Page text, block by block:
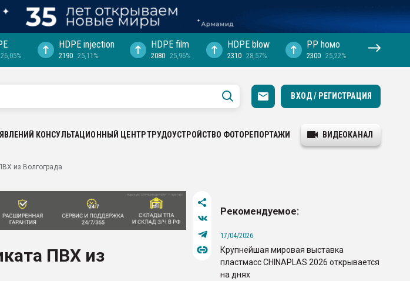
26,05%
HDPE injection
2190 25,11%
HDPE film
2080 25,96%
HDPE blow
2310 28,57%
PP hомо
2300 25,22%
ВХОД / РЕГИСТРАЦИЯ
КОНСУЛЬТАЦИОННЫЙ ЦЕНТРТРУДОУСТРОЙСТВО ФОТОРЕПОРТАЖИ ВИДЕОКАНАЛ
из Волгограда
ПВХ из
Рекомендуемое:
17/04/2026
Крупнейшая мировая выставка
пластмасс CHINAPLAS 2026 открывается
на днях